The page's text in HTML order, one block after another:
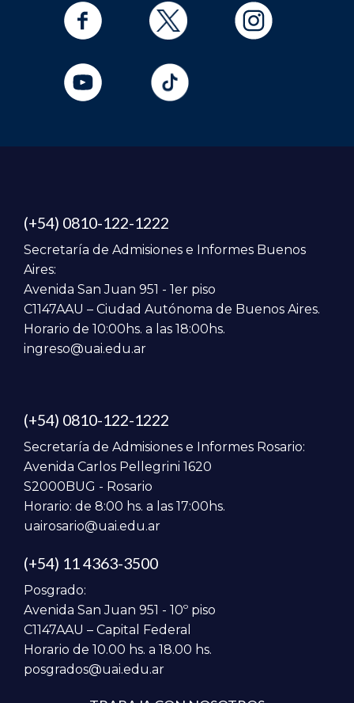
(+54) 0810-122-1222
Secretaría de Admisiones e Informes Buenos
Aires:
Avenida San Juan 951 - 1er piso
C1147AAU – Ciudad Autónoma de Buenos Aires.
Horario de 10:00hs. a las 18:00hs.
ingreso@uai.edu.ar
(+54) 0810-122-1222
Secretaría de Admisiones e Informes Rosario:
Avenida Carlos Pellegrini 1620
S2000BUG - Rosario
Horario: de 8:00 hs. a las 17:00hs.
uairosario@uai.edu.ar
(+54) 11 4363-3500
Posgrado:
Avenida San Juan 951 - 10º piso
C1147AAU – Capital Federal
Horario de 10.00 hs. a 18.00 hs.
posgrados@uai.edu.ar